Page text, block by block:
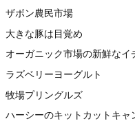
ザボン農民市場
大きな豚は目覚め
オーガニック市場の新鮮なイ
ラズベリーヨーグルト
牧場プリングルズ
ハーシーのキットカットキャ